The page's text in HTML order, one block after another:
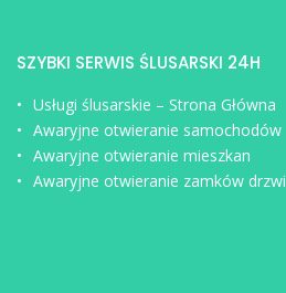
SZYBKI SERWIS ŚLUSARSKI 24H
Usługi ślusarskie – Strona Główna
Awaryjne otwieranie samochodów
Awaryjne otwieranie mieszkan
Awaryjne otwieranie zamków drzwi